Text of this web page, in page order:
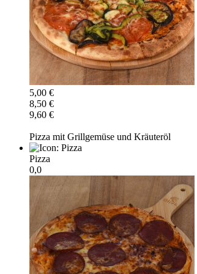
5,00 €
8,50 €
9,60 €
Pizza mit Grillgemüse und Kräuteröl
Pizza
0,0